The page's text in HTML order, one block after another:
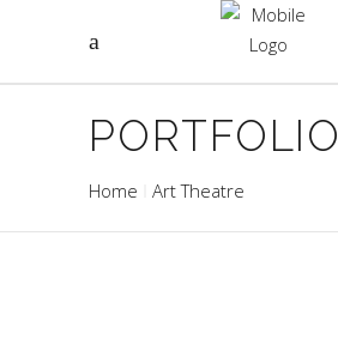
PORTFOLIO
Home Art Theatre